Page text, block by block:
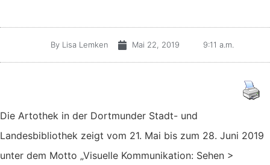
By Lisa Lemken Mai 22, 2019 9:11 a.m.
Die Artothek in der Dortmunder Stadt- und
Landesbibliothek zeigt vom 21. Mai bis zum 28. Juni 2019
unter dem Motto „Visuelle Kommunikation: Sehen >